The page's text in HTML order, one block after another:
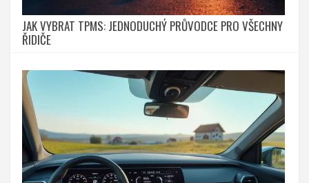
JAK VYBRAT TPMS: JEDNODUCHÝ PRŮVODCE PRO VŠECHNY
ŘIDIČE